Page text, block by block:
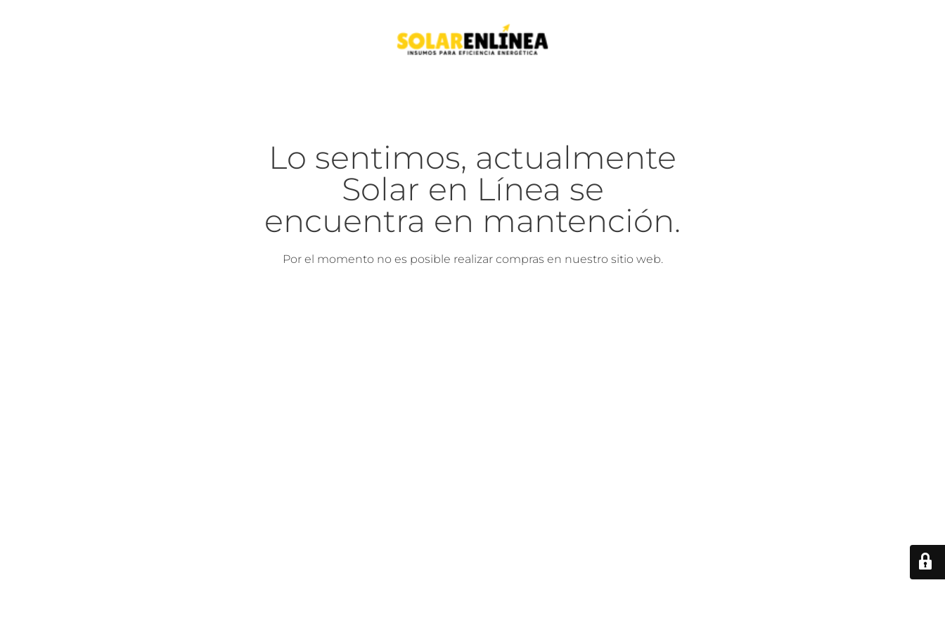
Lo sentimos, actualmente
Solar en Línea se
encuentra en mantención.
Por el momento no es posible realizar compras en nuestro sitio web.